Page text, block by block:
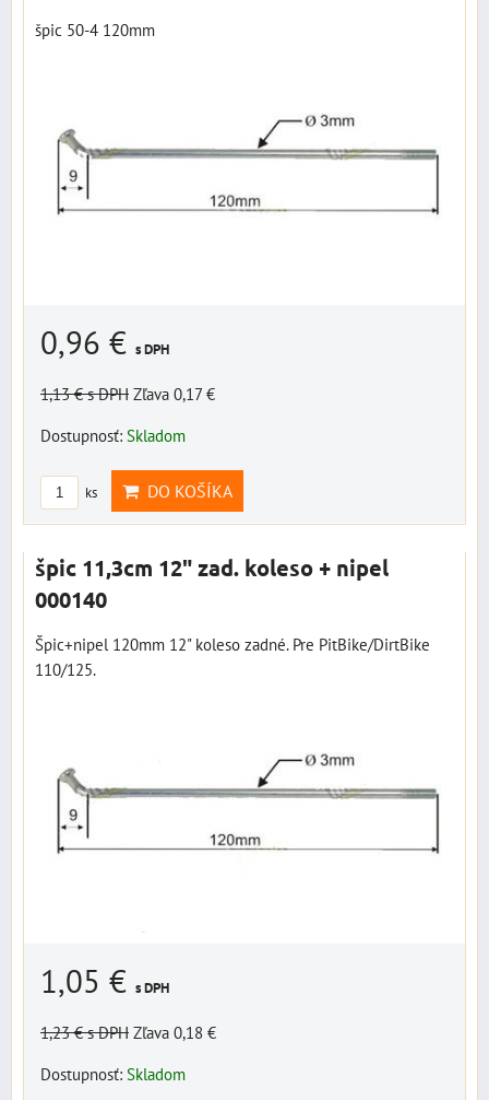
špic 50-4 120mm
0,96 € s DPH
1,13 €s DPH Zľava 0,17 €
Dostupnosť: Skladom
ks DO KOŠÍKA
špic 11,3cm 12" zad. koleso + nipel
000140
Špic+nipel 120mm 12" koleso zadné. Pre PitBike/DirtBike
110/125.
1,05 € s DPH
1,23 €s DPH Zľava 0,18 €
Dostupnosť: Skladom